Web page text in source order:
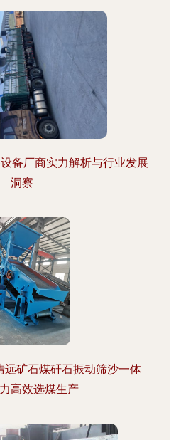
备厂商实力解析与行业发展
洞察
远矿石煤矸石振动筛沙一体
高效选煤生产